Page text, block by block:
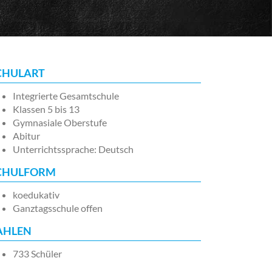
Integrierte Gesamtschule
Klassen 5 bis 13
Gymnasiale Oberstufe
Abitur
Unterrichtssprache: Deutsch
koedukativ
Ganztagsschule offen
733 Schüler